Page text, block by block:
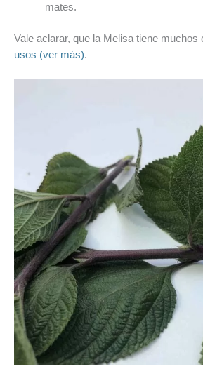
mates.
Vale aclarar, que la Melisa tiene muchos
usos (ver más).